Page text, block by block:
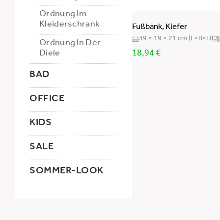
Ordnung Im
Kleiderschrank
Ordnung In Der
Diele
BAD
OFFICE
KIDS
SALE
SOMMER-LOOK
Fußbank, Kiefer
39 × 19 × 21 cm (L×B×H)
18,94 €